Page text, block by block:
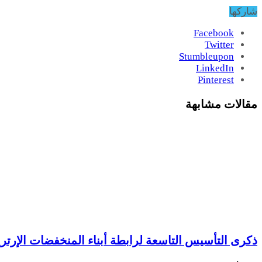
شاركها
Facebook
Twitter
Stumbleupon
LinkedIn
Pinterest
مقالات مشابهة
ذكرى التأسيس التاسعة لرابطة أبناء المنخفضات